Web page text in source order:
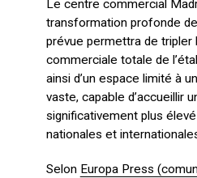
Le centre commercial
transformation profonde
prévue permettra de tripler
commerciale totale de
ainsi d’un espace limité à
vaste, capable d’accueillir
significativement plus élevé
nationales et
Selon Europa Press